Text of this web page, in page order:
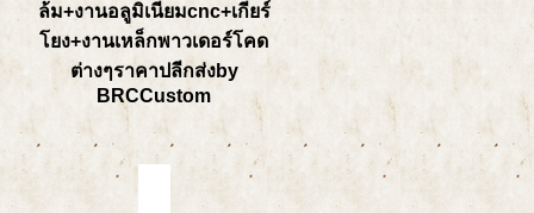
ล้ม+งานอลูมิเนียมcnc+เกียร์
โยง+งานเหล็กพาวเดอร์โคด
ต่างๆราคาปลีกส่งby
BRCCustom